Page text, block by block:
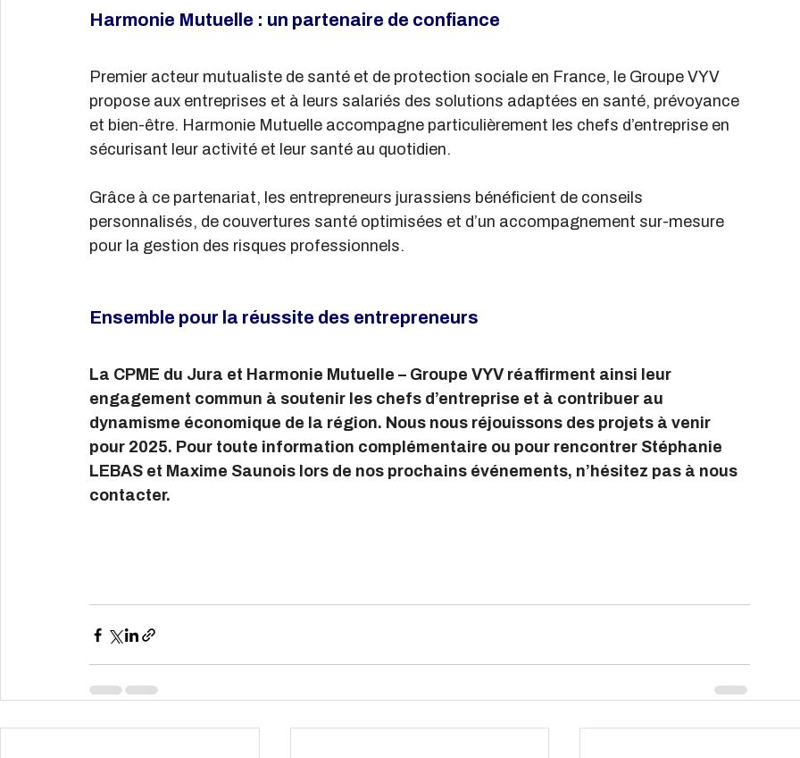
Harmonie Mutuelle : un partenaire de confiance
Premier acteur mutualiste de santé et de protection sociale en France, le Groupe VYV
propose aux entreprises et à leurs salariés des solutions adaptées en santé, prévoyance
et bien-être. Harmonie Mutuelle accompagne particulièrement les chefs d’entreprise en
sécurisant leur activité et leur santé au quotidien.
Grâce à ce partenariat, les entrepreneurs jurassiens bénéficient de conseils
personnalisés, de couvertures santé optimisées et d’un accompagnement sur-mesure
pour la gestion des risques professionnels.
Ensemble pour la réussite des entrepreneurs
La CPME du Jura et Harmonie Mutuelle – Groupe VYV réaffirment ainsi leur
engagement commun à soutenir les chefs d’entreprise et à contribuer au
dynamisme économique de la région. Nous nous réjouissons des projets à venir
pour 2025. Pour toute information complémentaire ou pour rencontrer Stéphanie
LEBAS et Maxime Saunois lors de nos prochains événements, n’hésitez pas à nous
contacter.